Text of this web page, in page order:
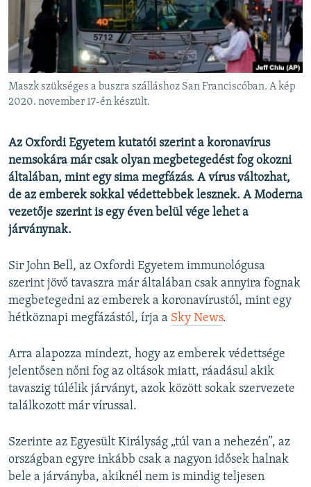
EURÓPAI UNIÓ
VILÁG
KLÍMAVÁLTOZÁS
A MÚLT TANULSÁGAI
Valamennyi RFE/RL weboldal
Maszk szükséges a buszra szálláshoz San Franciscóban. A kép
2020. november 17-én készült.
Az Oxfordi Egyetem kutatói szerint a koronavírus
nemsokára már csak olyan megbetegedést fog okozni
általában, mint egy sima megfázás. A vírus változhat,
de az emberek sokkal védettebbek lesznek. A Moderna
vezetője szerint is egy éven belül vége lehet a
járványnak.
Sir John Bell, az Oxfordi Egyetem immunológusa
szerint jövő tavaszra már általában csak annyira fognak
megbetegedni az emberek a koronavírustól, mint egy
hétköznapi megfázástól, írja a Sky News.
Arra alapozza mindezt, hogy az emberek védettsége
jelentősen nőni fog az oltások miatt, ráadásul akik
tavaszig túlélik járványt, azok között sokak szervezete
találkozott már vírussal.
Szerinte az Egyesült Királyság „túl van a nehezén”, az
országban egyre inkább csak a nagyon idősek halnak
bele a járványba, akiknél nem is mindig teljesen